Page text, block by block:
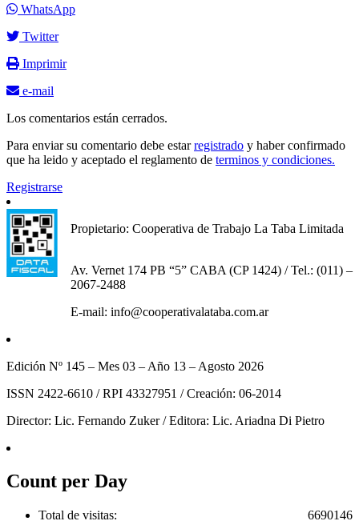
WhatsApp
Twitter
Imprimir
e-mail
Los comentarios están cerrados.
Para enviar su comentario debe estarregistrado y haber confirmado
que ha leido y aceptado el reglamento de terminos y condiciones.
Registrarse
Propietario: Cooperativa de Trabajo La Taba Limitada
Av. Vernet 174 PB “5” CABA (CP 1424) / Tel.: (011) –
2067-2488
E-mail: info@cooperativalataba.com.ar
Edición Nº 145 – Mes 03 – Año 13 – Agosto 2026
ISSN 2422-6610 / RPI 43327951 / Creación: 06-2014
Director: Lic. Fernando Zuker / Editora: Lic. Ariadna Di Pietro
Count per Day
6690146
Total de visitas: